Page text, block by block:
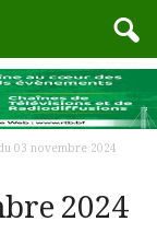
03 novembre 2024
2024